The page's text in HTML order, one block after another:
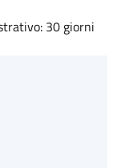
30 giorni